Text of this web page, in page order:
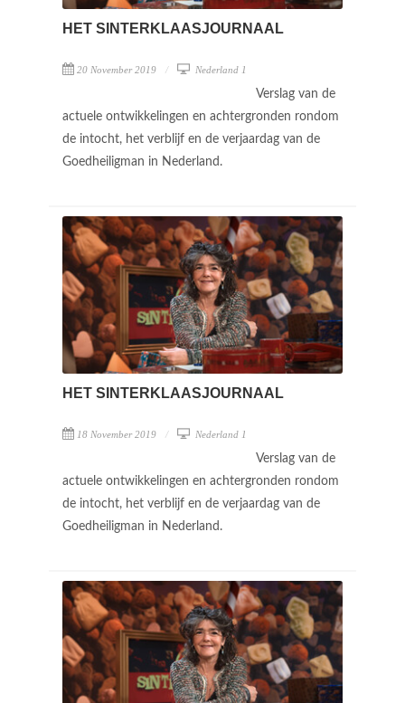
HET SINTERKLAASJOURNAAL
20 November 2019 Nederland 1
Verslag van de
actuele ontwikkelingen en achtergronden rondom
de intocht, het verblijf en de verjaardag van de
Goedheiligman in Nederland.
HET SINTERKLAASJOURNAAL
18 November 2019 Nederland 1
Verslag van de
actuele ontwikkelingen en achtergronden rondom
de intocht, het verblijf en de verjaardag van de
Goedheiligman in Nederland.